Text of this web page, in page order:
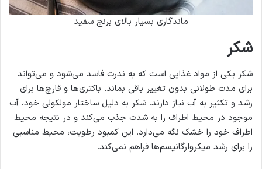
ماندگاری بسیار بالای برنج سفید
شکر
شکر یکی از مواد غذایی است که به ندرت فاسد می‌شود و می‌تواند
برای مدت طولانی بدون تغییر باقی بماند. باکتری‌ها و قارچ‌ها برای
رشد و تکثیر به آب نیاز دارند. شکر به دلیل ساختار مولکولی خود، آب
موجود در محیط اطراف را به شدت جذب می‌کند و در نتیجه محیط
اطراف خود را خشک نگه می‌دارد. این کمبود رطوبت، محیط مناسبی
را برای رشد میکروارگانیسم‌ها فراهم نمی‌کند.